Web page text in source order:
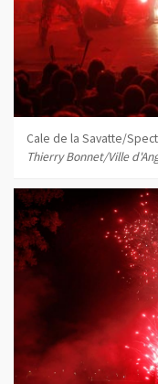
Cale de la Savatte/
Thierry Bonnet/Ville